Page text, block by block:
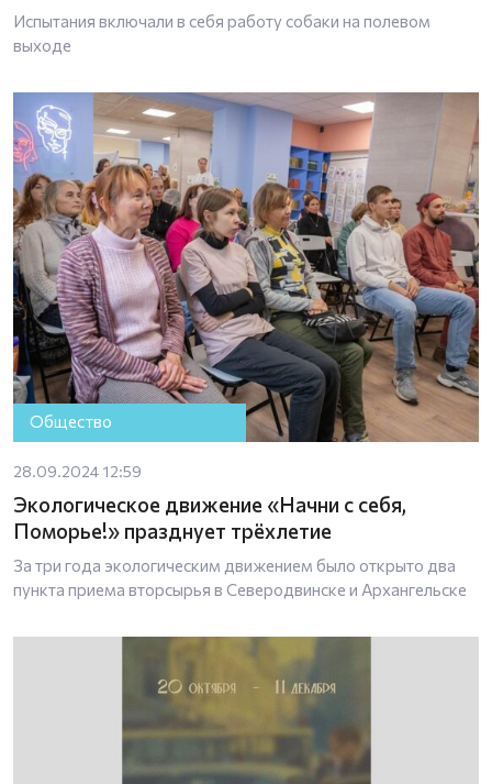
Испытания включали в себя работу собаки на полевом
выходе
Общество
28.09.2024 12:59
Экологическое движение «Начни с себя,
Поморье!» празднует трёхлетие
За три года экологическим движением было открыто два
пункта приема вторсырья в Северодвинске и Архангельске